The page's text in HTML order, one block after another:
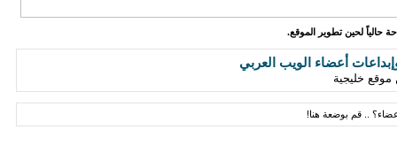
حالياً لحين تطوير الموقع.
أعضاء الويب العربي
خليجية
.. قم بوضعة هنا!